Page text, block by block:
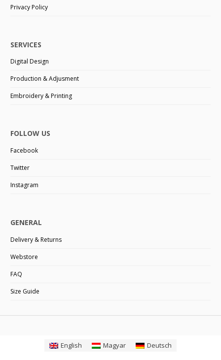
Privacy Policy
SERVICES
Digital Design
Production & Adjusment
Embroidery & Printing
FOLLOW US
Facebook
Twitter
Instagram
GENERAL
Delivery & Returns
Webstore
FAQ
Size Guide
English Magyar Deutsch